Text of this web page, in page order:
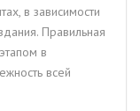
в зависимости
Правильная
в
всей